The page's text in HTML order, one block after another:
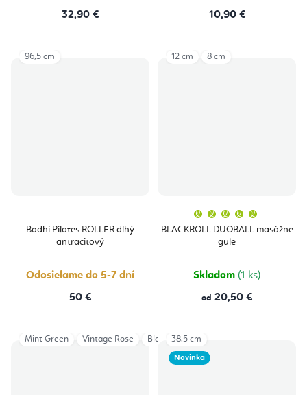
32,90 €
10,90 €
Bodhi Pilates ROLLER dlhý
antracitový
Odosielame do 5-7 dní
50 €
96,5 cm
BLACKROLL DUOBALL masážne
gule
produktu
je
Skladom (1 ks)
od 20,50 €
12 cm 8 cm
Mint Green Vintage Rose Black v2
Novinka
38,5 cm